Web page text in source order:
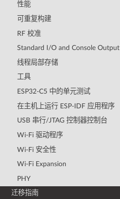
性能
可重复构建
RF 校准
Standard I/O and Console Output
线程局部存储
工具
ESP32-C5 中的单元测试
在主机上运行 ESP-IDF 应用程序
USB 串行/JTAG 控制器控制台
Wi-Fi 驱动程序
Wi-Fi 安全性
Wi-Fi Expansion
PHY
迁移指南